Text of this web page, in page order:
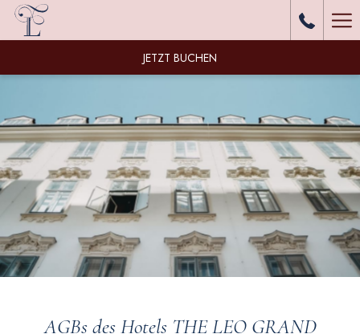
JETZT BUCHEN
AGBs des Hotels THE LEO GRAND